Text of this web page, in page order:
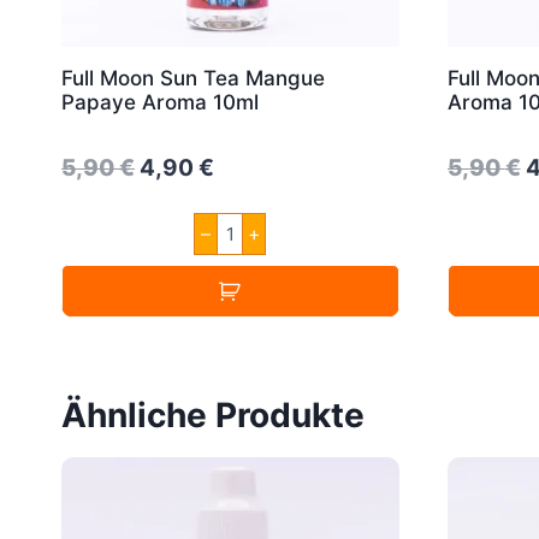
Full Moon Sun Tea Mangue
Papaye Aroma 10ml
5,90€ Original
5,90 €.
4,90 €
is:
4,90 €.
–
Full
Moon
Sun
Tea
Mangue
Papaye
+
Full
Aroma
5,90€
Ähnliche Produkte